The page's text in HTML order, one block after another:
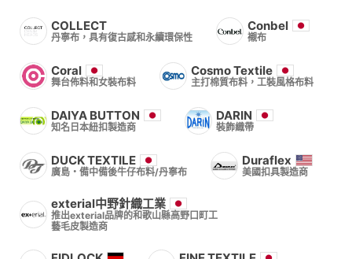
COLLECT
丹寧布，具有復古感和永續環保性
Conbel
襯布
Coral
舞台佈料和女裝布料
Cosmo Textile
主打棉質布料，工裝風格布料
DAIYA BUTTON
知名日本紐扣製造商
DARIN
裝飾織帶
DUCK TEXTILE
廣島・備中備後牛仔布料/丹寧布
Duraflex
美國扣具製造商
exterial中野針織工業
推出exterial品牌的和歌山縣高野口町工
藝毛皮製造商